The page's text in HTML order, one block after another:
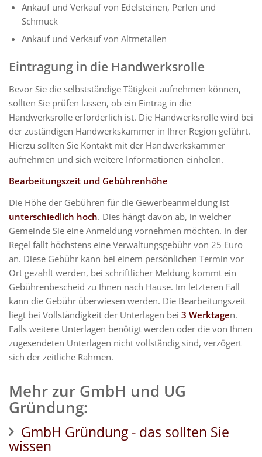
Ankauf und Verkauf von Edelsteinen, Perlen und
Schmuck
Ankauf und Verkauf von Altmetallen
Eintragung in die Handwerksrolle
Bevor Sie die selbstständige Tätigkeit aufnehmen können,
sollten Sie prüfen lassen, ob ein Eintrag in die
Handwerksrolle erforderlich ist. Die Handwerksrolle wird bei
der zuständigen Handwerkskammer in Ihrer Region geführt.
Hierzu sollten Sie Kontakt mit der Handwerkskammer
aufnehmen und sich weitere Informationen einholen.
Bearbeitungszeit und Gebührenhöhe
Die Höhe der Gebühren für die Gewerbeanmeldung ist
unterschiedlich hoch. Dies hängt davon ab, in welcher
Gemeinde Sie eine Anmeldung vornehmen möchten. In der
Regel fällt höchstens eine Verwaltungsgebühr von 25 Euro
an. Diese Gebühr kann bei einem persönlichen Termin vor
Ort gezahlt werden, bei schriftlicher Meldung kommt ein
Gebührenbescheid zu Ihnen nach Hause. Im letzteren Fall
kann die Gebühr überwiesen werden. Die Bearbeitungszeit
liegt bei Vollständigkeit der Unterlagen bei 3 Werktagen.
Falls weitere Unterlagen benötigt werden oder die von Ihnen
zugesendeten Unterlagen nicht vollständig sind, verzögert
sich der zeitliche Rahmen.
Mehr zur GmbH und UG
Gründung:
GmbH Gründung - das sollten Sie
wissen